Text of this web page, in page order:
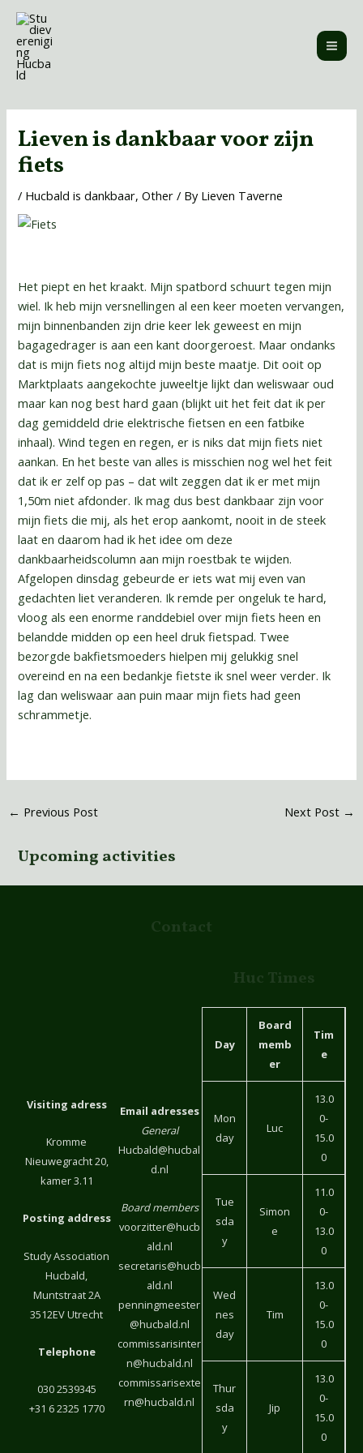
Skip
content
Lieven is dankbaar voor zijn
fiets
/ Hucbald is dankbaar,Other / By Lieven Taverne
Het piept en het kraakt. Mijn spatbord schuurt tegen mijn
wiel. Ik heb mijn versnellingen al een keer moeten vervangen,
mijn binnenbanden zijn drie keer lek geweest en mijn
bagagedrager is aan een kant doorgeroest. Maar ondanks
dat is mijn fiets nog altijd mijn beste maatje. Dit ooit op
Marktplaats aangekochte juweeltje lijkt dan weliswaar oud
maar kan nog best hard gaan (blijkt uit het feit dat ik per
dag gemiddeld drie elektrische fietsen en een fatbike
inhaal). Wind tegen en regen, er is niks dat mijn fiets niet
aankan. En het beste van alles is misschien nog wel het feit
dat ik er zelf op pas – dat wilt zeggen dat ik er met mijn
1,50m niet afdonder. Ik mag dus best dankbaar zijn voor
mijn fiets die mij, als het erop aankomt, nooit in de steek
laat en daarom had ik het idee om deze
dankbaarheidscolumn aan mijn roestbak te wijden.
Afgelopen dinsdag gebeurde er iets wat mij even van
gedachten liet veranderen. Ik remde per ongeluk te hard,
vloog als een enorme randdebiel over mijn fiets heen en
belandde midden op een heel druk fietspad. Twee
bezorgde bakfietsmoeders hielpen mij gelukkig snel
overeind en na een bedankje fietste ik snel weer verder. Ik
lag dan weliswaar aan puin maar mijn fiets had geen
schrammetje.
← Previous Post Next Post →
Upcoming activities
Contact
Visiting adress
Kromme
Nieuwegracht 20,
kamer 3.11
Posting address
Study Association
Hucbald,
Muntstraat 2A
3512EV Utrecht
Telephone
030 2539345
+31 6 2325 1770
Email adresses
General
Hucbald@hucbal
d.nl
Board members
voorzitter@hucb
ald.nl
secretaris@hucb
ald.nl
penningmeester
@hucbald.nl
commissarisinter
n@hucbald.nl
commissarisexte
rn@hucbald.nl
Huc Times
Day
Board
memb
er
Tim
e
Mon
day
Luc
13.0
0-
15.0
0
Tue
sda
y
Simon
e
11.0
0-
13.0
0
Wed
nes
day
Tim
13.0
0-
15.0
0
Thur
sda
y
Jip
13.0
0-
15.0
0